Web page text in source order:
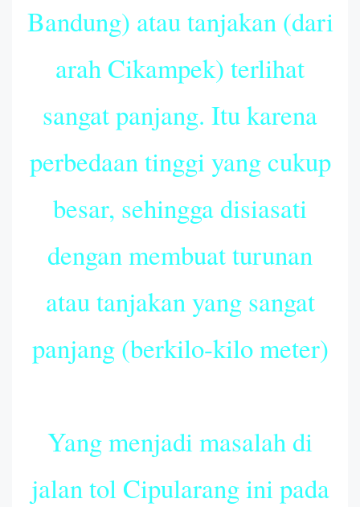
Bandung) atau tanjakan (dari
arah Cikampek) terlihat
sangat panjang. Itu karena
perbedaan tinggi yang cukup
besar, sehingga disiasati
dengan membuat turunan
atau tanjakan yang sangat
panjang (berkilo-kilo meter)
Yang menjadi masalah di
jalan tol Cipularang ini pada